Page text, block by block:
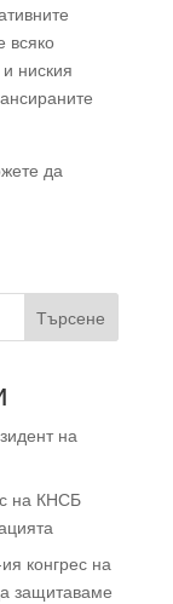
всяко
ниския
да
Търсене
на
на КНСБ
конгрес на
защитаваме